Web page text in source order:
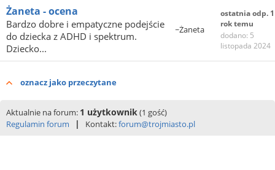
Żaneta - ocena
Bardzo dobre i empatyczne podejście
do dziecka z ADHD i spektrum.
Dziecko...
~Żaneta
ostatnia odp. 1
rok temu
dodano: 5
listopada 2024
oznacz jako przeczytane
Aktualnie na forum: 1 użytkownik(1 gość)
Regulamin forum
| Kontakt:forum@trojmiasto.pl